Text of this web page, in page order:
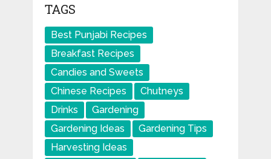
TAGS
Best Punjabi Recipes
Breakfast Recipes
Candies and Sweets
Chinese Recipes
Chutneys
Drinks
Gardening
Gardening Ideas
Gardening Tips
Harvesting Ideas